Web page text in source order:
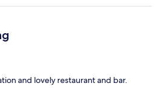
and lovely restaurant and bar.